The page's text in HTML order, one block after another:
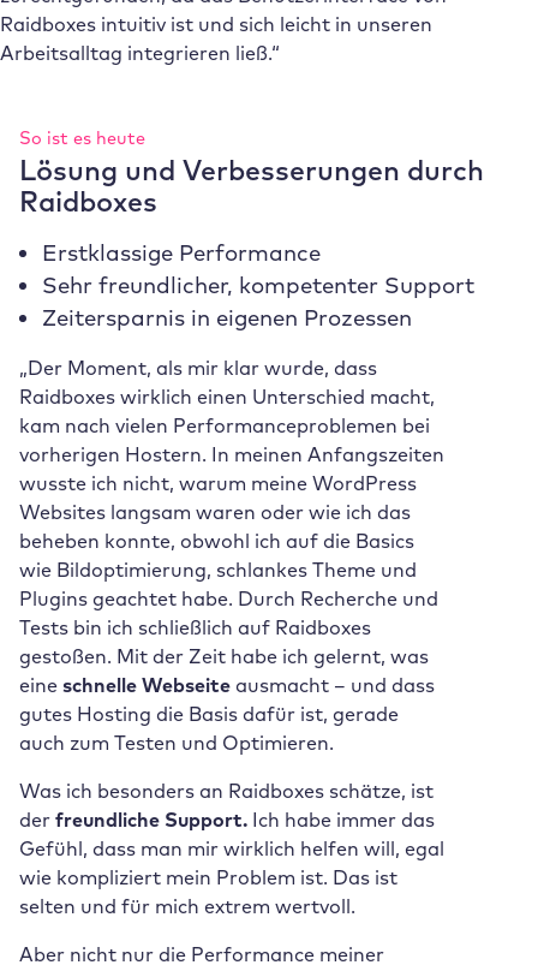
Raidboxes intuitiv ist und sich leicht in unseren
Arbeitsalltag integrieren ließ.“
So ist es heute
Lösung und Verbesserungen durch
Raidboxes
Erstklassige Performance
Sehr freundlicher, kompetenter Support
Zeitersparnis in eigenen Prozessen
„Der Moment, als mir klar wurde, dass
Raidboxes wirklich einen Unterschied macht,
kam nach vielen Performanceproblemen bei
vorherigen Hostern. In meinen Anfangszeiten
wusste ich nicht, warum meine WordPress
Websites langsam waren oder wie ich das
beheben konnte, obwohl ich auf die Basics
wie Bildoptimierung, schlankes Theme und
Plugins geachtet habe. Durch Recherche und
Tests bin ich schließlich auf Raidboxes
gestoßen. Mit der Zeit habe ich gelernt, was
eine schnelle Webseite ausmacht – und dass
gutes Hosting die Basis dafür ist, gerade
auch zum Testen und Optimieren.
Was ich besonders an Raidboxes schätze, ist
der freundliche Support. Ich habe immer das
Gefühl, dass man mir wirklich helfen will, egal
wie kompliziert mein Problem ist. Das ist
selten und für mich extrem wertvoll.
Aber nicht nur die Performance meiner